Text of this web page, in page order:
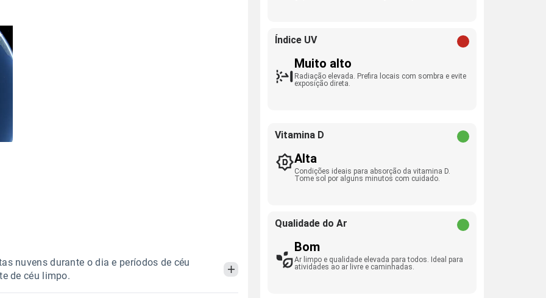
nuvens durante o dia e períodos de céu
de céu limpo.
Índice UV
Muito alto
Radiação elevada. Prefira locais com sombra e evite
exposição direta.
Vitamina D
Alta
Condições ideais para absorção da vitamina D.
Tome sol por alguns minutos com cuidado.
Qualidade do Ar
Bom
Ar limpo e qualidade elevada para todos. Ideal para
atividades ao ar livre e caminhadas.